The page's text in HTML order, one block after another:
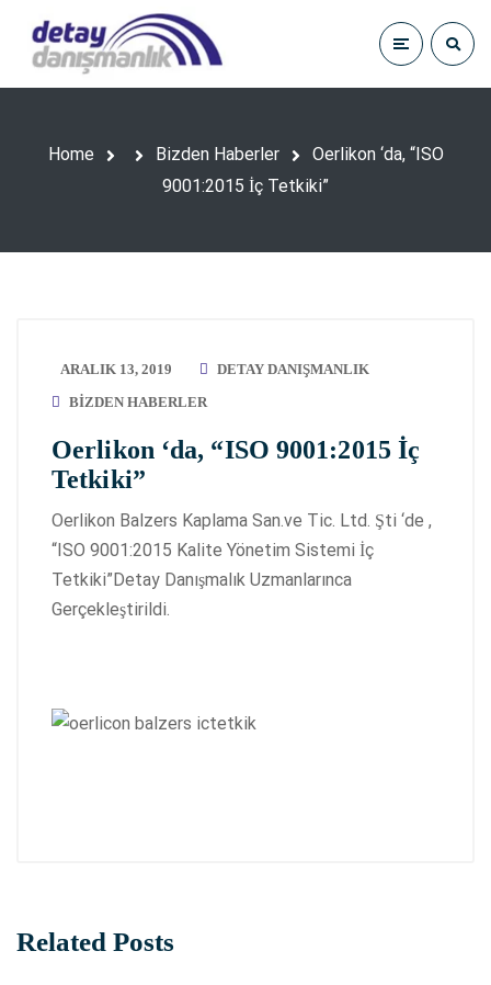
Home Bizden Haberler
Oerlikon ‘da, “ISO
9001:2015 İç Tetkiki”
ARALIK 13, 2019
DETAY DANIŞMANLIK
BIZDEN HABERLER
Oerlikon ‘da, “ISO 9001:2015 İç
Tetkiki”
Oerlikon Balzers Kaplama San.ve Tic. Ltd. Şti ‘de ,
“ISO 9001:2015 Kalite Yönetim Sistemi İç
Tetkiki”Detay Danışmalık Uzmanlarınca
Gerçekleştirildi.
Related Posts